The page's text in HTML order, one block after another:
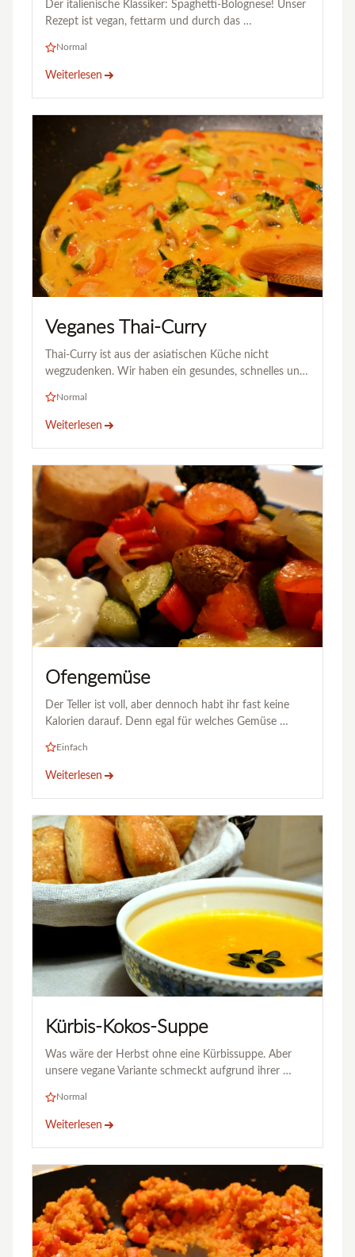
Der italienische Klassiker: Spaghetti-Bolognese! Unser
Rezept ist vegan, fettarm und durch das …
Normal
Weiterlesen
Veganes Thai-Curry
Thai-Curry ist aus der asiatischen Küche nicht
wegzudenken. Wir haben ein gesundes, schnelles und
Normal
Weiterlesen
Ofengemüse
Der Teller ist voll, aber dennoch habt ihr fast keine
Kalorien darauf. Denn egal für welches Gemüse …
Einfach
Weiterlesen
Kürbis-Kokos-Suppe
Was wäre der Herbst ohne eine Kürbissuppe. Aber
unsere vegane Variante schmeckt aufgrund ihrer …
Normal
Weiterlesen